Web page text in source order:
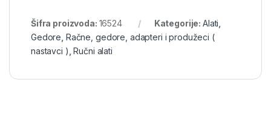
Šifra proizvoda: 16524 Kategorije: Alati
Gedore Račne, gedore, adapteri i produžeci (
nastavci ) ,Ručni alati